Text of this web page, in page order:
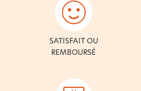
SATISFAIT OU
REMBOURSÉ